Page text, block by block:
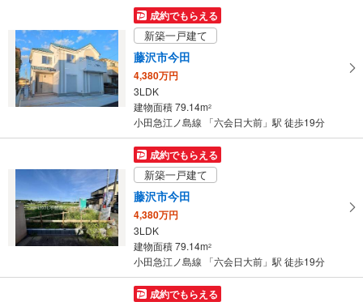
け
取
る
・
条
イ
ペ
ー
に
存
成約でもらえる
新築一戸建て
藤沢市今田
4,380万円
3LDK
建物面積 79.14m2
小田急江ノ島線 「六会日大前」駅 徒歩19分
成約でもらえる
新築一戸建て
藤沢市今田
4,380万円
3LDK
建物面積 79.14m2
小田急江ノ島線 「六会日大前」駅 徒歩19分
成約でもらえる